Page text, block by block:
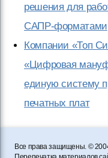
решения для
САПР-форматами
Компании «Топ
«Цифровая
единую систему
печатных плат
Все права защищены. ©